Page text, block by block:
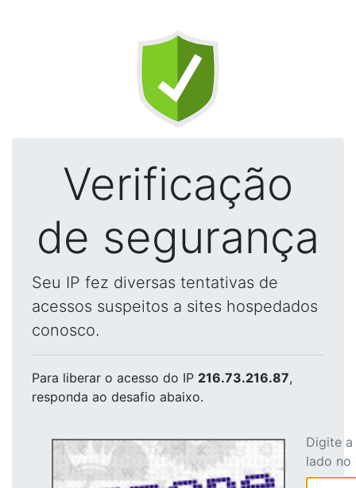
Verificação
de segurança
Seu IP fez diversas tentativas de
acessos suspeitos a sites hospedados
conosco.
Para liberar o acesso do IP 216.73.216.87,
responda ao desafio abaixo.
Digite
lado no